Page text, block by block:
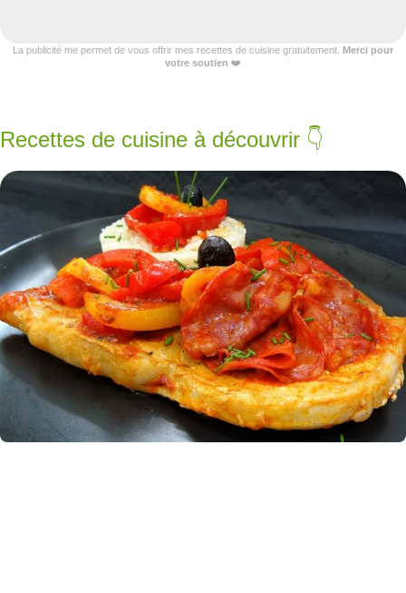
La publicité me permet de vous offrir mes recettes de cuisine gratuitement. Merci pour
votre soutien ❤️
Recettes de cuisine à découvrir 👇